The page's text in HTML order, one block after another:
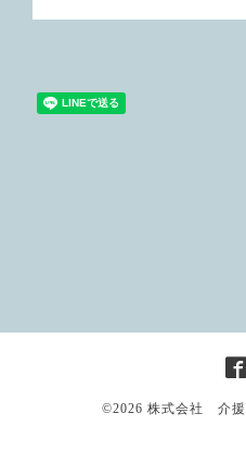
©2026 株式会社 介援